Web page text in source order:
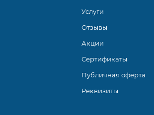
Услуги
Отзывы
Акции
Сертификаты
Публичная оферта
Реквизиты